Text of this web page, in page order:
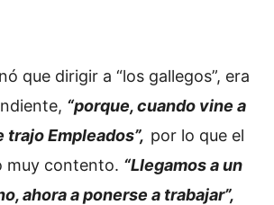
que dirigir a “los gallegos”, era
“porque, cuando vine a
trajo Empleados”, por lo que el
muy contento. “Llegamos a un
ahora a ponerse a trabajar”,